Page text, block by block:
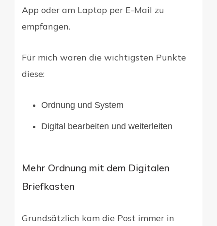
App oder am Laptop per E-Mail zu
empfangen.
Für mich waren die wichtigsten Punkte
diese:
Ordnung und System
Digital bearbeiten und weiterleiten
Mehr Ordnung mit dem Digitalen
Briefkasten
Grundsätzlich kam die Post immer in